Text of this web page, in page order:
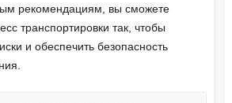
рекомендациям, вы сможете
транспортировки так, чтобы
и обеспечить безопасность